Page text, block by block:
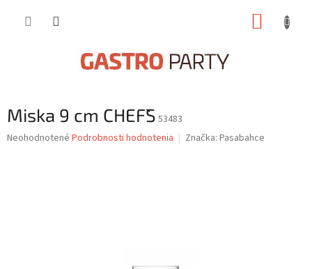
Miska 9 cm CHEF`S 53483
Priemerné
Neohodnotené Podrobnosti hodnotenia Značka: Pasabahce